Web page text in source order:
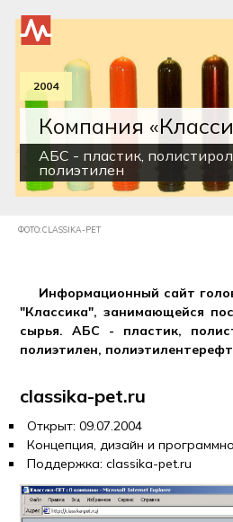
2004
Компания
АБС - пластик,
полиэтилен
ФОТО: CLASSIKA-PET
Информационный сайт
"Классика", занимающейся
сырья. АБС - пластик,
полиэтилен,
classika-pet.ru
Открыт: 09.07.2004
Концепция, дизайн и
Поддержка: classika-pet.ru